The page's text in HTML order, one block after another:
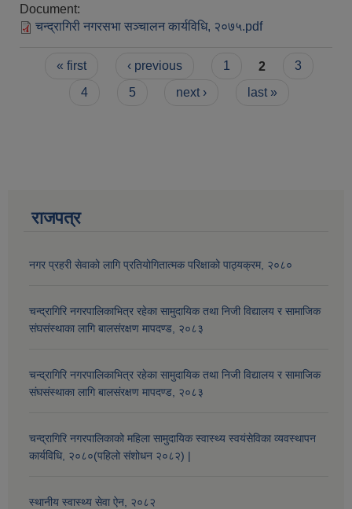
Document:
चन्द्रागिरी नगरसभा सञ्चालन कार्यविधि, २०७५.pdf
Pages
« first ‹ previous 1 2
3
4
5 next › last »
राजपत्र
नगर प्रहरी सेवाको लागि प्रतियोगितात्मक परिक्षाको पाठ्यक्रम, २०८०
चन्द्रागिरि नगरपालिकाभित्र रहेका सामुदायिक तथा निजी विद्यालय र सामाजिक
संघसंस्थाका लागि बालसंरक्षण मापदण्ड, २०८३
चन्द्रागिरि नगरपालिकाभित्र रहेका सामुदायिक तथा निजी विद्यालय र सामाजिक
संघसंस्थाका लागि बालसंरक्षण मापदण्ड, २०८३
चन्द्रागिरि नगरपालिकाको महिला सामुदायिक स्वास्थ्य स्वयंसेविका व्यवस्थापन
कार्यविधि, २०८०(पहिलो संशोधन २०८२) |
स्थानीय स्वास्थ्य सेवा ऐन, २०८२